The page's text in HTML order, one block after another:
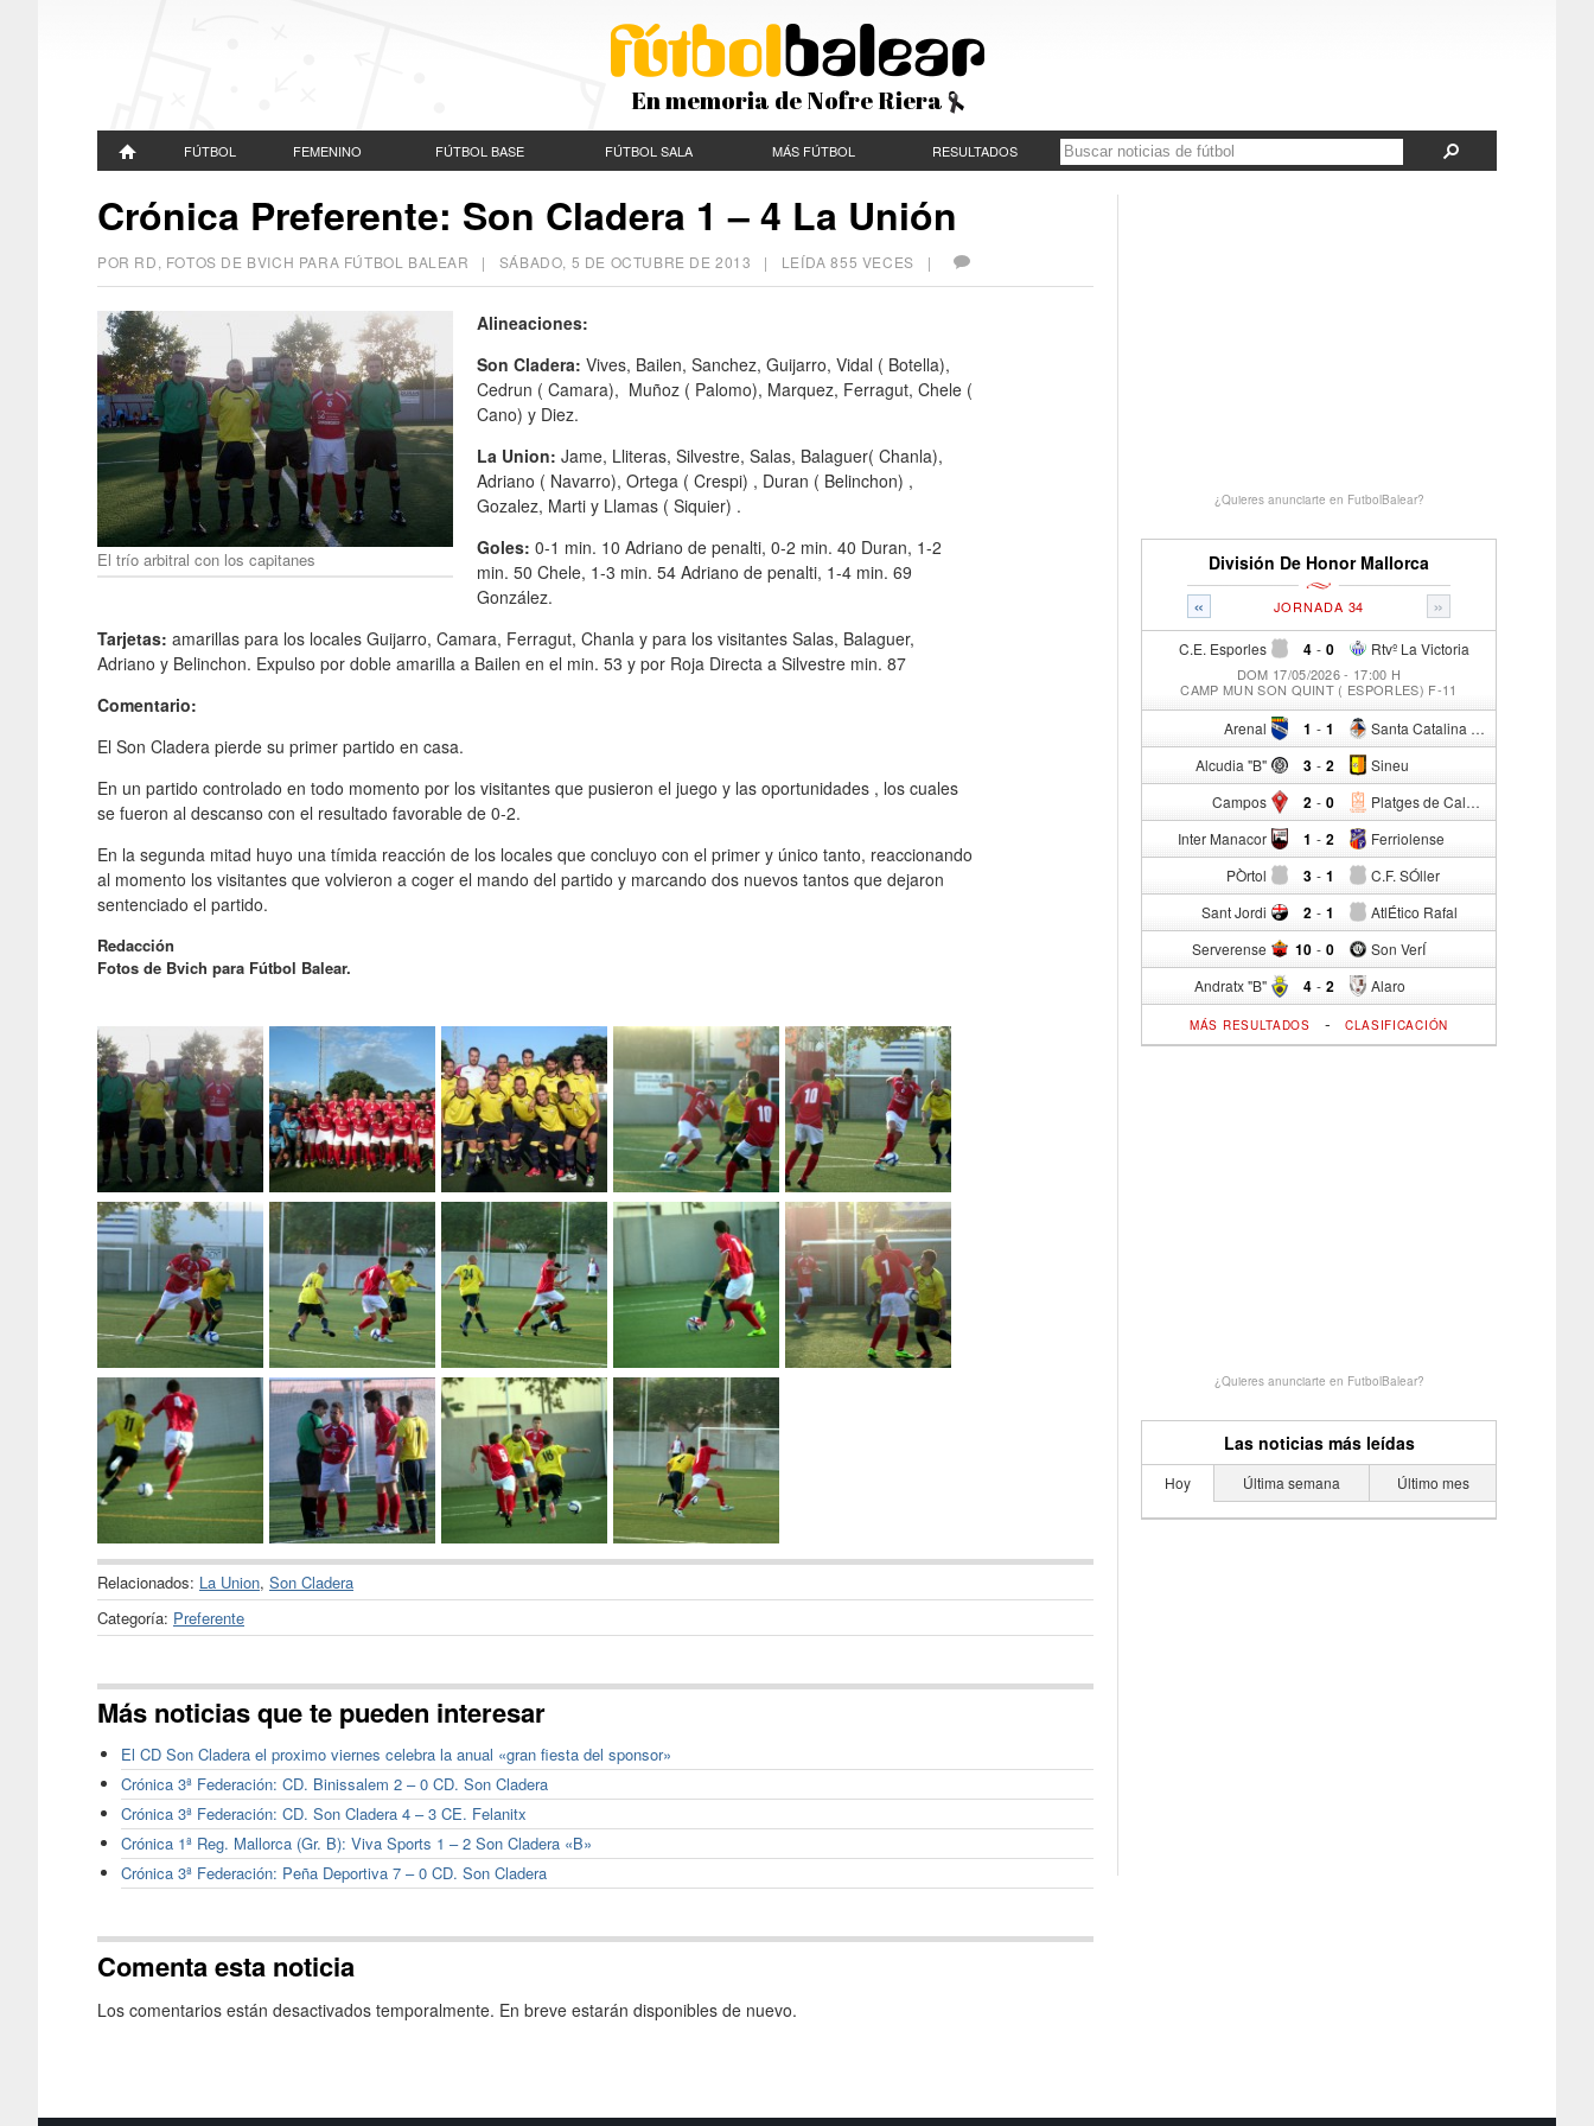
En memoria de Nofre Riera
FÚTBOL FEMENINO FÚTBOL BASE FÚTBOL SALA MÁS FÚTBOL RESULTADOS
Crónica Preferente: Son Cladera 1 – 4 La Unión
POR RD, FOTOS DE BVICH PARA FÚTBOL BALEAR | SÁBADO, 5 DE OCTUBRE DE 2013 | LEÍDA 855 VECES |
El trío arbitral con los capitanes
Alineaciones:
Son Cladera: Vives, Bailen, Sanchez, Guijarro, Vidal ( Botella),
Cedrun ( Camara), Muñoz ( Palomo), Marquez, Ferragut, Chele (
Cano) y Diez.
La Union: Jame, Lliteras, Silvestre, Salas, Balaguer( Chanla),
Adriano ( Navarro), Ortega ( Crespi) , Duran ( Belinchon) ,
Gozalez, Marti y Llamas ( Siquier) .
Goles: 0-1 min. 10 Adriano de penalti, 0-2 min. 40 Duran, 1-2
min. 50 Chele, 1-3 min. 54 Adriano de penalti, 1-4 min. 69
González.
Tarjetas: amarillas para los locales Guijarro, Camara, Ferragut, Chanla y para los visitantes Salas, Balaguer,
Adriano y Belinchon. Expulso por doble amarilla a Bailen en el min. 53 y por Roja Directa a Silvestre min. 87
Comentario:
El Son Cladera pierde su primer partido en casa.
En un partido controlado en todo momento por los visitantes que pusieron el juego y las oportunidades , los cuales
se fueron al descanso con el resultado favorable de 0-2.
En la segunda mitad huyo una tímida reacción de los locales que concluyo con el primer y único tanto, reaccionando
al momento los visitantes que volvieron a coger el mando del partido y marcando dos nuevos tantos que dejaron
sentenciado el partido.
Redacción
Fotos de Bvich para Fútbol Balear.
Relacionados: La Union, Son Cladera
Categoría: Preferente
Más noticias que te pueden interesar
El CD Son Cladera el proximo viernes celebra la anual «gran fiesta del sponsor»
Crónica 3ª Federación: CD. Binissalem 2 – 0 CD. Son Cladera
Crónica 3ª Federación: CD. Son Cladera 4 – 3 CE. Felanitx
Crónica 1ª Reg. Mallorca (Gr. B): Viva Sports 1 – 2 Son Cladera «B»
Crónica 3ª Federación: Peña Deportiva 7 – 0 CD. Son Cladera
Comenta esta noticia
Los comentarios están desactivados temporalmente. En breve estarán disponibles de nuevo.
¿Quieres anunciarte en FutbolBalear?
División De Honor Mallorca
« »
JORNADA 34
C.E. Esporles 4 - Rtvº La Victoria
0
DOM 17/05/2026 - 17:00 H
CAMP MUN SON QUINT ( ESPORLES) F-11
Arenal 1 - Santa Catalina Atº
1
Alcudia "B" 3 - Sineu
2
Campos 2 - Platges de Calvia "B"
0
Inter Manacor 1 - Ferriolense
2
PÒrtol 3 - C.F. SÓller
1
Sant Jordi 2 - AtlÉtico Rafal
1
Serverense 10 - Son VerÍ
0
Andratx "B" 4 - Alaro
2
MÁS RESULTADOS - CLASIFICACIÓN
¿Quieres anunciarte en FutbolBalear?
Las noticias más leídas
Hoy Última semana Último mes